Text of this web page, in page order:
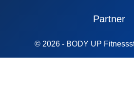
© 2026 - BODY UP
Partner